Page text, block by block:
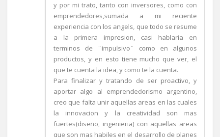
y por mi trato, tanto con inversores, como con
emprendedores,sumada a mi reciente
experiencia con los angels, que todo se resume
a la primera impresion, casi hablaria en
terminos de ¨impulsivo¨ como en algunos
productos, y en esto tiene mucho que ver, el
que te cuenta la idea, y como te la cuenta.
Para finalizar y tratando de ser proactivo, y
aportar algo al emprendedorismo argentino,
creo que falta unir aquellas areas en las cuales
la innovacion y la creatividad son mas
fuertes(diseño, ingenieria) con aquellas areas
que son mas habiles en el desarrollo de planes